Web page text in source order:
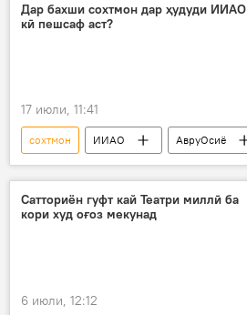
Дар бахши сохтмон дар ҳудуди ИИАО
кӣ пешсаф аст?
17 июли, 11:41
сохтмон ИИАО
АвруОсиё
Иқтисод
Сатториён гуфт кай Театри миллӣ ба
кори худ оғоз мекунад
6 июли, 12:12